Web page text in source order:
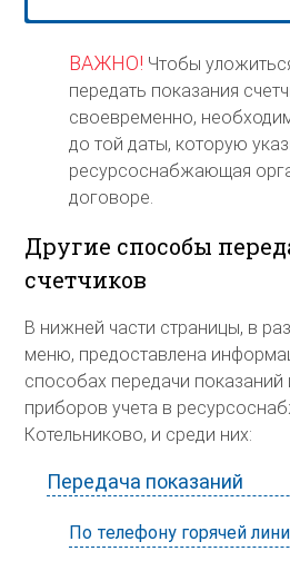
ВАЖНО! Чтобы
передать показания
своевременно,
до той даты, которую
ресурсоснабжающая
договоре.
Другие способы
счетчиков
В нижней части страницы, в
меню, предоставлена
способах передачи показаний
приборов учета в
Котельниково, и среди них:
Передача показаний
По телефону горячей